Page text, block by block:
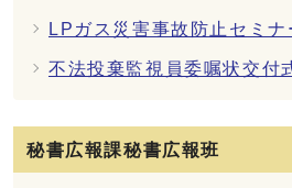
LPガス災害事故防止セミナ
不法投棄監視員委嘱状交付
秘書広報課秘書広報班